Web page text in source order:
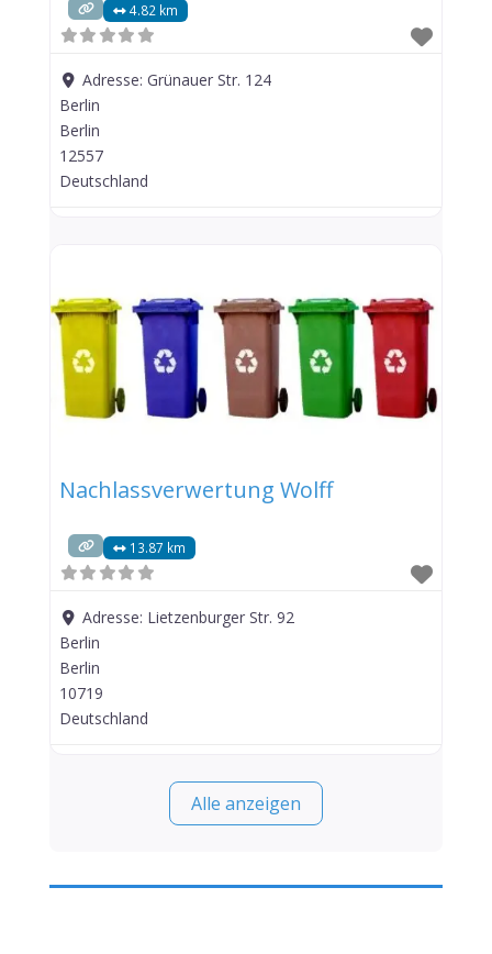
4.82 km
Adresse:Grünauer Str. 124
Berlin
Berlin
12557
Deutschland
Nachlassverwertung Wolff
13.87 km
Adresse: Lietzenburger Str. 92
Berlin
Berlin
10719
Deutschland
Alle anzeigen